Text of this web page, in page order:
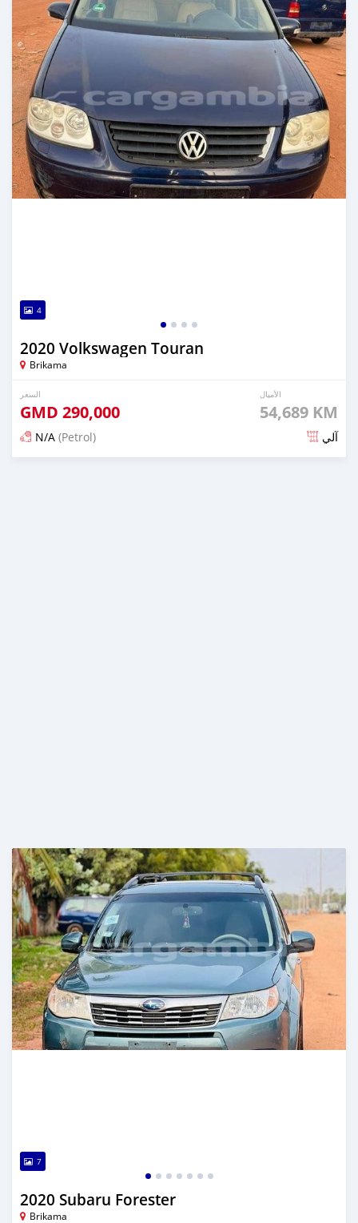
4
2020 Volkswagen Touran
Brikama
السعر
GMD 290,000
الأميال
54,689 KM
N/A (Petrol) آلي
7
2020 Subaru Forester
Brikama